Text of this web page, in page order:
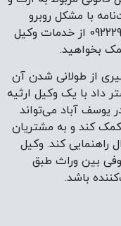
با مشکل روبرو
شده‌اید، می‌توانید از طریق شماره 09222922909 از خدمات وکیل
بخواهید.
از طولانی شدن آن
تماس 09222922909 و مستر داد با یک وکیل ارثیه
یوسف آباد می‌تواند
کند و به مشتریان
راهنمایی کند. وکیل
بین وراث طبق
باشد.